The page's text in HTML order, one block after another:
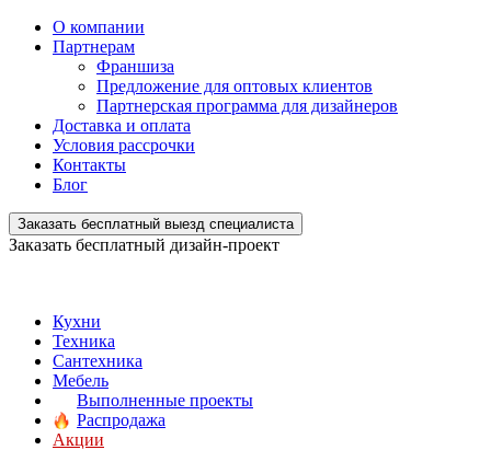
О компании
Партнерам
Франшиза
Предложение для оптовых клиентов
Партнерская программа для дизайнеров
Доставка и оплата
Условия рассрочки
Контакты
Блог
Заказать бесплатный выезд специалиста
Заказать бесплатный дизайн-проект
Кухни
Техника
Сантехника
Мебель
Выполненные проекты
Распродажа
Акции